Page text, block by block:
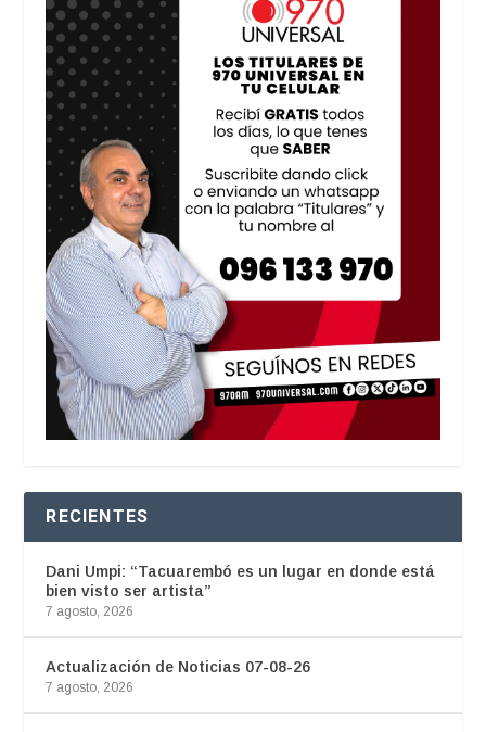
RECIENTES
Dani Umpi: “Tacuarembó es un lugar en donde está
bien visto ser artista”
7 agosto, 2026
Actualización de Noticias 07-08-26
7 agosto, 2026